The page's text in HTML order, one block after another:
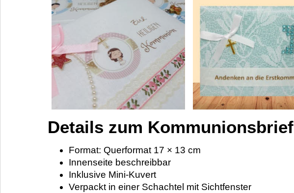
Details zum Kommunionsbrief
Format: Querformat 17 × 13 cm
Innenseite beschreibbar
Inklusive Mini-Kuvert
Verpackt in einer Schachtel mit Sichtfenster